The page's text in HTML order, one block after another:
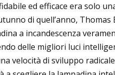
108ed efficace era solo
di quell’anno,
a incandescenza
delle migliori luci
velocità di sviluppo